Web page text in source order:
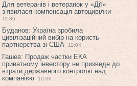
Для ветеранів і ветеранок у «Дії»
з’явилася компенсація автоцивілки
11:36
Буданов: Україна зробила
цивілізаційний вибір на користь
партнерства зі США
11:04
Гашев: Продаж частки ЕКА
приватному інвестору не призведе до
втрати державного контролю над
компанією
10:06